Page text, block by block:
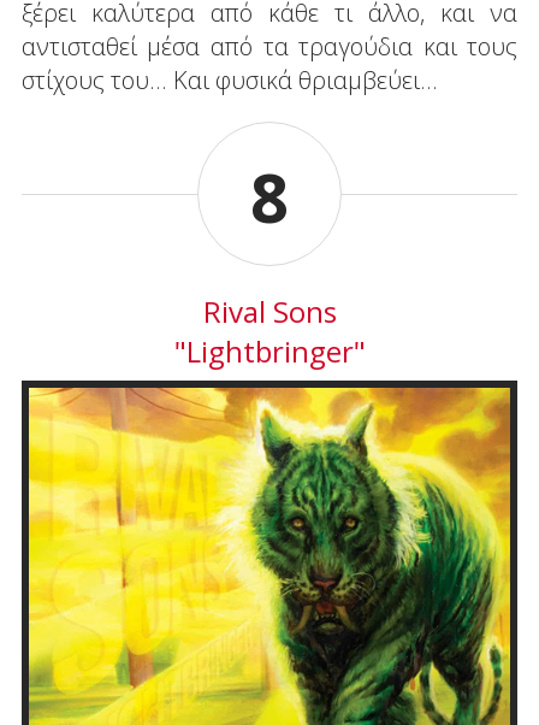
ξέρει καλύτερα από κάθε τι άλλο, και να
αντισταθεί μέσα από τα τραγούδια και τους
στίχους του... Και φυσικά θριαμβεύει...
8
Rival Sons
"Lightbringer"